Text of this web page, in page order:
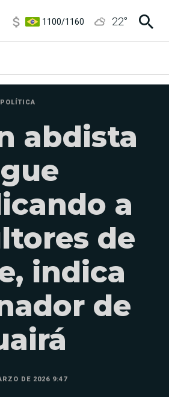
3,8/4
22°
POLÍTICA
abdista
a
de
indica
de
DE 2026 9:47